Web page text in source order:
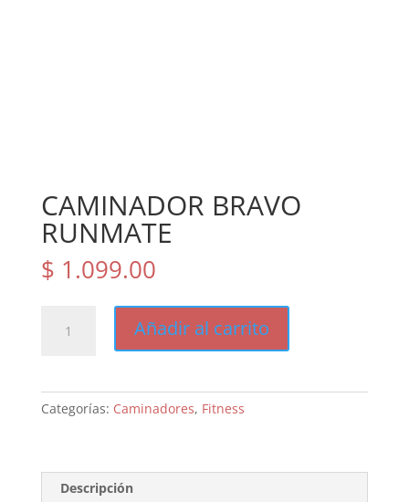
CAMINADOR BRAVO
RUNMATE
$ 1.099.00
BRAVO
Añadir al carrito
Categorías: Caminadores, Fitness
Descripción